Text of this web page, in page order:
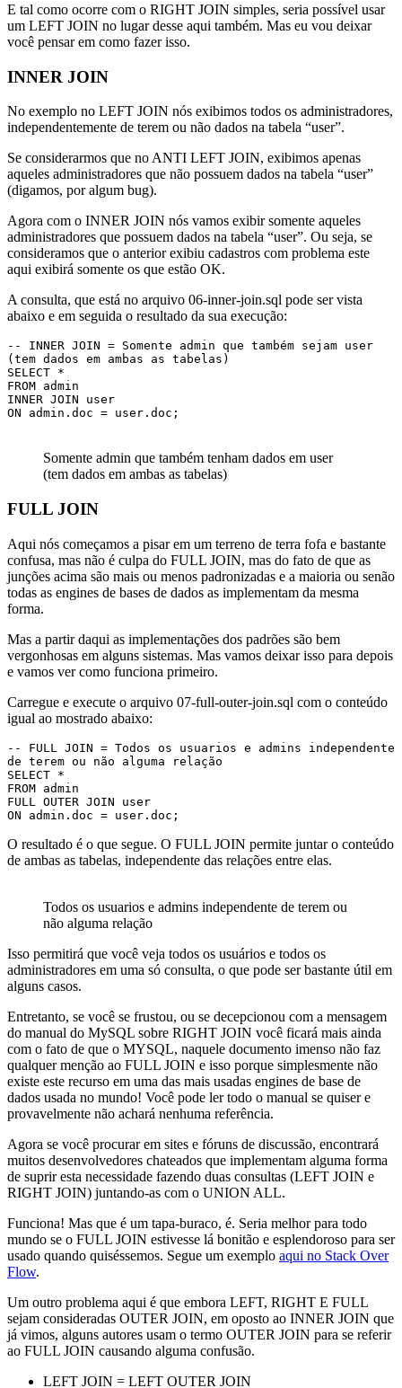
E tal como ocorre com o RIGHT JOIN simples, seria possível usar
um LEFT JOIN no lugar desse aqui também. Mas eu vou deixar
você pensar em como fazer isso.
INNER JOIN
No exemplo no LEFT JOIN nós exibimos todos os administradores,
independentemente de terem ou não dados na tabela “user”.
Se considerarmos que no ANTI LEFT JOIN, exibimos apenas
aqueles administradores que não possuem dados na tabela “user”
(digamos, por algum bug).
Agora com o INNER JOIN nós vamos exibir somente aqueles
administradores que possuem dados na tabela “user”. Ou seja, se
consideramos que o anterior exibiu cadastros com problema este
aqui exibirá somente os que estão OK.
A consulta, que está no arquivo 06-inner-join.sql pode ser vista
abaixo e em seguida o resultado da sua execução:
-- INNER JOIN = Somente admin que também sejam user
(tem dados em ambas as tabelas)
SELECT *
FROM admin
INNER JOIN user
ON admin.doc = user.doc;
Somente admin que também tenham dados em user
(tem dados em ambas as tabelas)
FULL JOIN
Aqui nós começamos a pisar em um terreno de terra fofa e bastante
confusa, mas não é culpa do FULL JOIN, mas do fato de que as
junções acima são mais ou menos padronizadas e a maioria ou senão
todas as engines de bases de dados as implementam da mesma
forma.
Mas a partir daqui as implementações dos padrões são bem
vergonhosas em alguns sistemas. Mas vamos deixar isso para depois
e vamos ver como funciona primeiro.
Carregue e execute o arquivo 07-full-outer-join.sql com o conteúdo
igual ao mostrado abaixo:
-- FULL JOIN = Todos os usuarios e admins independente
de terem ou não alguma relação
SELECT *
FROM admin
FULL OUTER JOIN user
ON admin.doc = user.doc;
O resultado é o que segue. O FULL JOIN permite juntar o conteúdo
de ambas as tabelas, independente das relações entre elas.
Todos os usuarios e admins independente de terem ou
não alguma relação
Isso permitirá que você veja todos os usuários e todos os
administradores em uma só consulta, o que pode ser bastante útil em
alguns casos.
Entretanto, se você se frustou, ou se decepcionou com a mensagem
do manual do MySQL sobre RIGHT JOIN você ficará mais ainda
com o fato de que o MYSQL, naquele documento imenso não faz
qualquer menção ao FULL JOIN e isso porque simplesmente não
existe este recurso em uma das mais usadas engines de base de
dados usada no mundo! Você pode ler todo o manual se quiser e
provavelmente não achará nenhuma referência.
Agora se você procurar em sites e fóruns de discussão, encontrará
muitos desenvolvedores chateados que implementam alguma forma
de suprir esta necessidade fazendo duas consultas (LEFT JOIN e
RIGHT JOIN) juntando-as com o UNION ALL.
Funciona! Mas que é um tapa-buraco, é. Seria melhor para todo
mundo se o FULL JOIN estivesse lá bonitão e esplendoroso para ser
usado quando quiséssemos. Segue um exemplo aqui no Stack Over
Flow.
Um outro problema aqui é que embora LEFT, RIGHT E FULL
sejam consideradas OUTER JOIN, em oposto ao INNER JOIN que
já vimos, alguns autores usam o termo OUTER JOIN para se referir
ao FULL JOIN causando alguma confusão.
LEFT JOIN = LEFT OUTER JOIN